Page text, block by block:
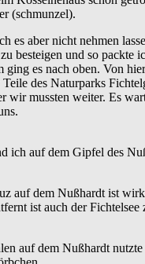
(schmunzel).
es aber nicht nehmen
besteigen und so packte
ging es nach oben. Von
des Naturparks
wir mussten weiter. Es
ich auf dem Gipfel des
auf dem Nußhardt ist
ist auch der Fichtelsee
auf dem Nußhardt